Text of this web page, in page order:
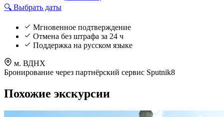
🔍 Выбрать даты
Мгновенное подтверждение
Отмена без штрафа за 24 ч
Поддержка на русском языке
м. ВДНХ
Бронирование через партнёрский сервис Sputnik8
Похожие экскурсии